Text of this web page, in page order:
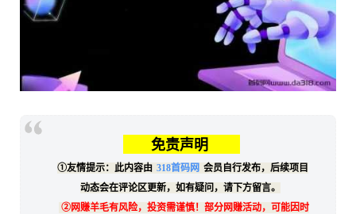
免责声明
①友情提示：此内容由 318首码网 会员自行发布，后续项目
动态会在评论区更新，如有疑问，请下方留言。
②网赚羊毛有风险，投资需谨慎！部分网赚活动，可能因时